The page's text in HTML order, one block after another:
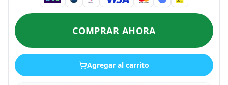
COMPRAR AHORA
Agregar al carrito